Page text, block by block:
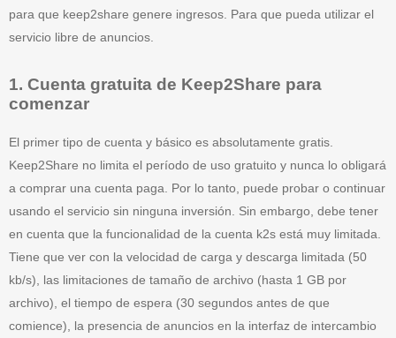
para que keep2share genere ingresos. Para que pueda utilizar el
servicio libre de anuncios.
1. Cuenta gratuita de Keep2Share para
comenzar
El primer tipo de cuenta y básico es absolutamente gratis.
Keep2Share no limita el período de uso gratuito y nunca lo obligará
a comprar una cuenta paga. Por lo tanto, puede probar o continuar
usando el servicio sin ninguna inversión. Sin embargo, debe tener
en cuenta que la funcionalidad de la cuenta k2s está muy limitada.
Tiene que ver con la velocidad de carga y descarga limitada (50
kb/s), las limitaciones de tamaño de archivo (hasta 1 GB por
archivo), el tiempo de espera (30 segundos antes de que
comience), la presencia de anuncios en la interfaz de intercambio